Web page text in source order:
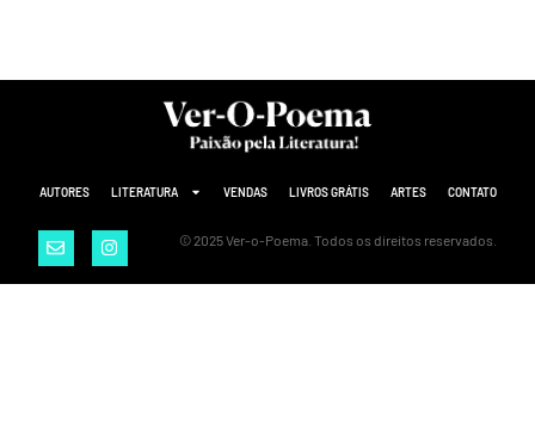
AUTORES LITERATURA VENDAS LIVROS GRÁTIS ARTES CONTATO
© 2025 Ver-o-Poema. Todos os direitos reservados.